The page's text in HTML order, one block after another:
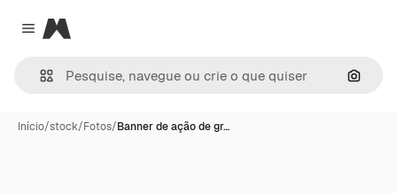
Close menu
Magnific
Início/stock/Fotos/Banner de ação de gr…